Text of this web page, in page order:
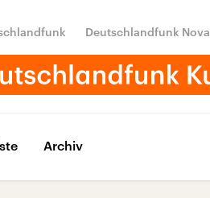
Deutschlandfunk Nova
Archiv